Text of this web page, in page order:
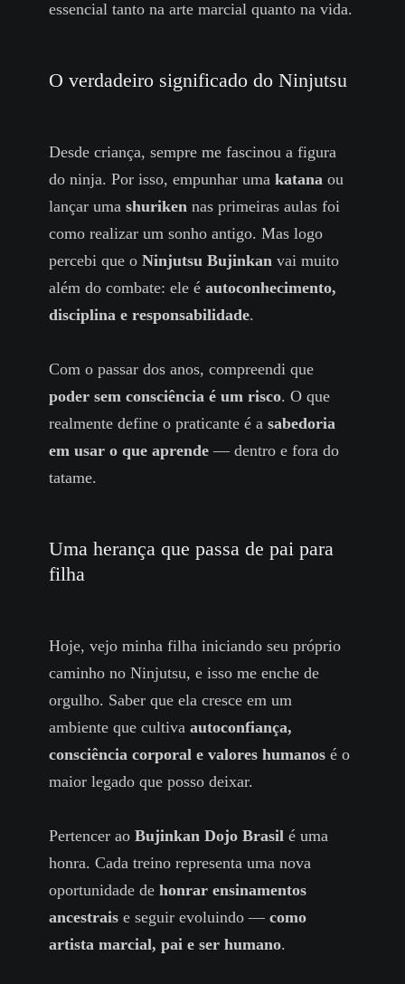
essencial tanto na arte marcial quanto na vida.
O verdadeiro significado do Ninjutsu
Desde criança, sempre me fascinou a figura
do ninja. Por isso, empunhar umakatana ou
lançar umashuriken nas primeiras aulas foi
como realizar um sonho antigo. Mas logo
percebi que oNinjutsu Bujinkan vai muito
além do combate: ele éautoconhecimento,
disciplina e responsabilidade.
Com o passar dos anos, compreendi que
poder sem consciência é um risco. O que
realmente define o praticante é asabedoria
em usar o que aprende — dentro e fora do
tatame.
Uma herança que passa de pai para
filha
Hoje, vejo minha filha iniciando seu próprio
caminho no Ninjutsu, e isso me enche de
orgulho. Saber que ela cresce em um
ambiente que cultivaautoconfiança,
consciência corporal e valores humanos é o
maior legado que posso deixar.
Pertencer aoBujinkan Dojo Brasil é uma
honra. Cada treino representa uma nova
oportunidade dehonrar ensinamentos
ancestrais e seguir evoluindo —como
artista marcial, pai e ser humano.